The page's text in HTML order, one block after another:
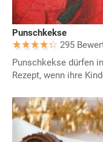
Punschkekse
295
Punschkekse dürfen
Rezept, wenn ihre